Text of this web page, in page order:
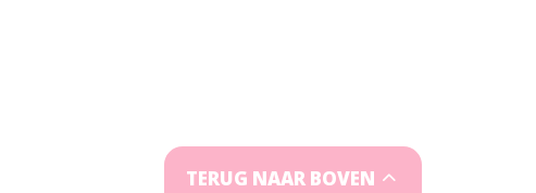
TERUG NAAR BOVEN